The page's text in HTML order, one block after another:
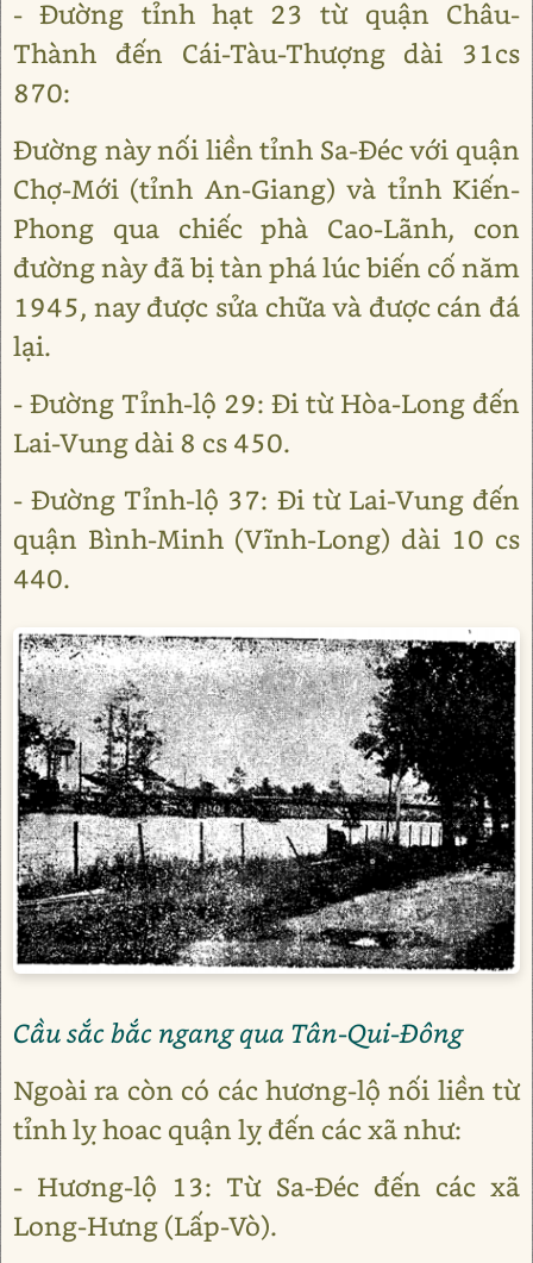
- Đường tỉnh hạt 23 từ quận Châu-
Thành đến Cái-Tàu-Thượng dài 31cs
870:
Đường này nối liền tỉnh Sa-Đéc với quận
Chợ-Mới (tỉnh An-Giang) và tỉnh Kiến-
Phong qua chiếc phà Cao-Lãnh, con
đường này đã bị tàn phá lúc biến cố năm
1945, nay được sửa chữa và được cán đá
lại.
- Đường Tỉnh-lộ 29: Đi từ Hòa-Long đến
Lai-Vung dài 8 cs 450.
- Đường Tỉnh-lộ 37: Đi từ Lai-Vung đến
quận Bình-Minh (Vĩnh-Long) dài 10 cs
440.
Cầu sắc bắc ngang qua Tân-Qui-Đông
Ngoài ra còn có các hương-lộ nối liền từ
tỉnh lỵ hoac quận lỵ đến các xã như:
- Hương-lộ 13: Từ Sa-Đéc đến các xã
Long-Hưng (Lấp-Vò).